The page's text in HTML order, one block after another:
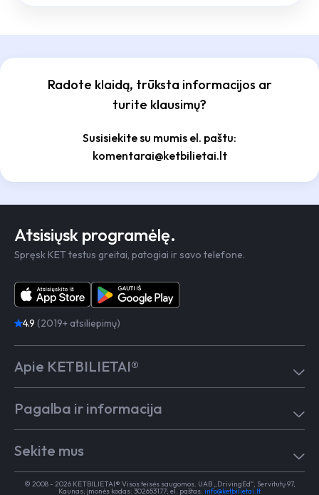
Radote klaidą, trūksta informacijos ar
turite klausimų?
Susisiekite su mumis el. paštu:
komentarai@ketbilietai.lt
Atsisiųsk programėlę.
Spręsk KET testus greitai, patogiai ir savo telefone.
4.9 (2019+ atsiliepimų)
Apie KETBILIETAI®
Kaip mokytis
Testai
Test in English
Kontaktai
Vairavimo mokykloms
Apie KETBILIETAI®
Pagalba ir informacija
Dažniausiai užduodami klausimai
Egzaminai Regitroje
Medicininė pažyma
Sekite mus
TikTok
© 2008 - 2026 KETBILIETAI® Visos teisės saugomos. UAB „DrivingEd“, Servitutų 97,
Kaunas; įmonės kodas: 302653177; el. paštas: info@ketbilietai.lt